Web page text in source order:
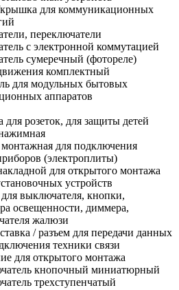
крышка для коммуникационных
переключатели
с электронной коммутацией
сумеречный (фотореле)
комплектный
для модульных бытовых
аппаратов
для розеток, для защиты детей
для подключения
(электроплиты)
для открытого монтажа
устройств
выключателя, кнопки,
освещенности, диммера,
жалюзи
/ разъем для передачи данных
техники связи
для открытого монтажа
кнопочный миниатюрный
трехступенчатый